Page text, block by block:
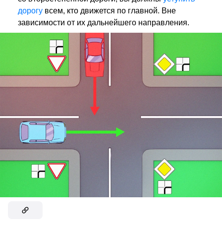
дорогу всем, кто движется по главной. Вне
зависимости от их дальнейшего направления.